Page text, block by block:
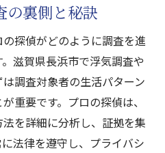
の裏側と秘訣
探偵がどのように調査を進
滋賀県長浜市で浮気調査や
調査対象者の生活パターン
重要です。プロの探偵は、
を詳細に分析し、証拠を集
法律を遵守し、プライバシ